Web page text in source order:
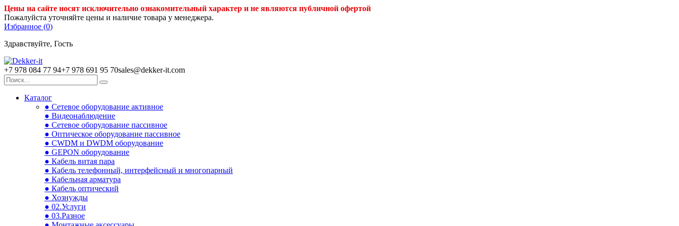
Цены на сайте носят исключительно ознакомительный характер и не являются публичной офертой
Пожалуйста уточняйте цены и наличие товара у менеджера.
Избранное (0)
Здравствуйте, Гость
+7 978 084 77 94+7 978 691 95 70sales@dekker-it.com
Каталог
● Сетевое оборудование активное
● Видеонаблюдение
● Сетевое оборудование пассивное
● Оптическое оборудование пассивное
● CWDM и DWDM оборудование
● GEPON оборудование
● Кабель витая пара
● Кабель телефонный, интерфейсный и многопарный
● Кабельная арматура
● Кабель оптический
● Хознужды
● 02.Услуги
● 03.Разное